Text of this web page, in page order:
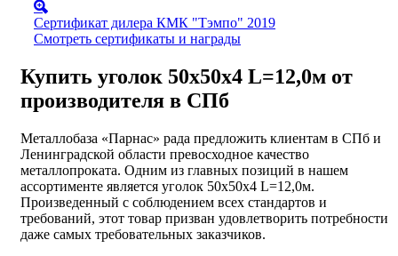
Сертификат дилера КМК "Тэмпо" 2019
Смотреть сертификаты и награды
Купить уголок 50х50х4 L=12,0м от
производителя в СПб
Металлобаза «Парнас» рада предложить клиентам в СПб и
Ленинградской области превосходное качество
металлопроката. Одним из главных позиций в нашем
ассортименте является уголок 50х50х4 L=12,0м.
Произведенный с соблюдением всех стандартов и
требований, этот товар призван удовлетворить потребности
даже самых требовательных заказчиков.